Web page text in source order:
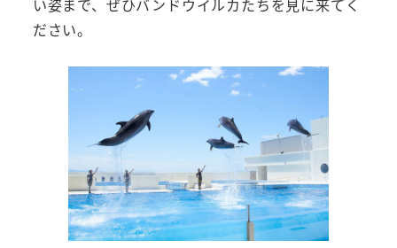
ださい。